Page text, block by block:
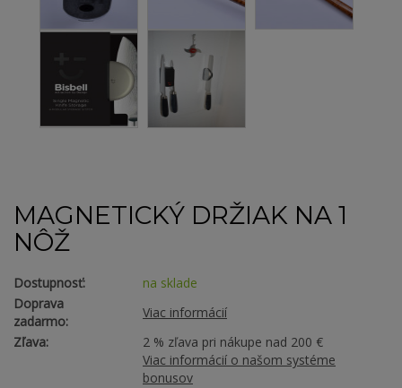
MAGNETICKÝ DRŽIAK NA 1
NÔŽ
Dostupnosť:
na sklade
Doprava
zadarmo:
Viac informácií
Zľava:
2 % zľava pri nákupe nad 200 €
Viac informácií o našom systéme
bonusov